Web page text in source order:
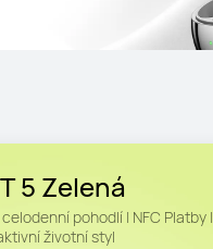
5 Zelená
pohodlí | NFC Platby |
životní styl